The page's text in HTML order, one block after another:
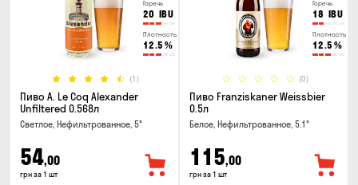
Горечь
20 IBU
Плотность
12.5 %
(1)
Пиво A. Le Coq Alexander
Unfiltered 0.568л
Светлое, Нефильтрованное, 5°
54,00
грн за 1 шт
Горечь
18 IBU
Плотность
12.5 %
(0)
Пиво Franziskaner Weissbier
0.5л
Белое, Нефильтрованное, 5.1°
115,00
грн за 1 шт